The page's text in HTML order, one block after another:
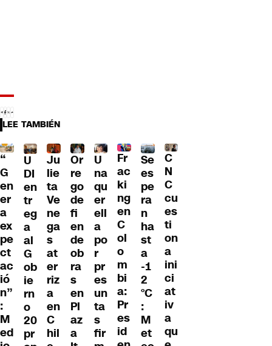
LEE TAMBIÉN
“
G
en
er
a
ex
pe
ct
ac
ió
n”
:
M
ed
U
DI
en
tr
eg
a
al
G
ob
ie
rn
o
20
pr
Ju
lie
ta
Ve
ne
ga
s
at
er
riz
a
en
C
hil
Or
re
go
de
fi
en
de
ob
ra
s
en
Pl
az
a
U
na
qu
er
ell
a
po
r
pr
es
un
ta
s
fir
Fr
ac
ki
ng
en
C
ol
o
m
bi
a:
Pr
es
id
Se
es
pe
ra
n
ha
st
a
-1
2
°C
:
M
et
C
N
C
cu
es
ti
on
a
ini
ci
at
iv
a
qu